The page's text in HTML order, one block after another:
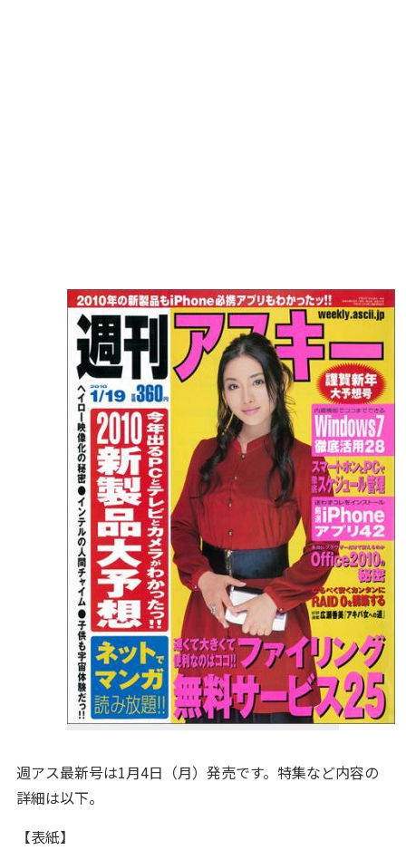
週アス最新号は1月4日（月）発売です。特集など内容の
詳細は以下。
【表紙】